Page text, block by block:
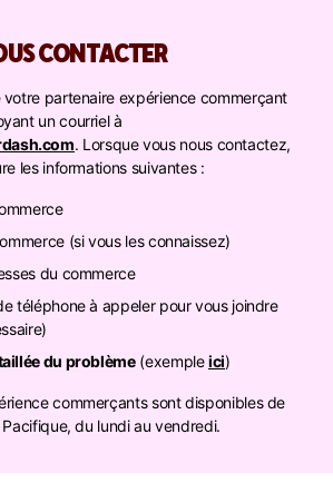
CONTACTER
votre partenaire expérience commerçant
un courriel à
. Lorsque vous nous contactez,
les informations suivantes :
(si vous les connaissez)
du commerce
téléphone à appeler pour vous joindre
du problème(exempleici)
commerçants sont disponibles de
du lundi au vendredi.